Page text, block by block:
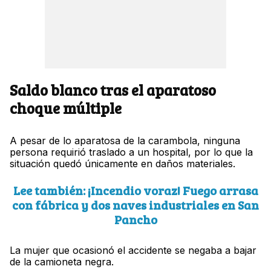
Saldo blanco tras el aparatoso
choque múltiple
A pesar de lo aparatosa de la carambola, ninguna
persona requirió traslado a un hospital, por lo que la
situación quedó únicamente en daños materiales.
Lee también: ¡Incendio voraz! Fuego arrasa
con fábrica y dos naves industriales en San
Pancho
La mujer que ocasionó el accidente se negaba a bajar
de la camioneta negra.